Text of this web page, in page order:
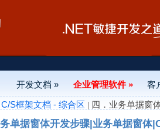
开发文档 » 企业管理软件 »
客
C/S框架文档 - 综合区 | 四．业务单据窗
单据窗体开发步骤|业务单据窗体